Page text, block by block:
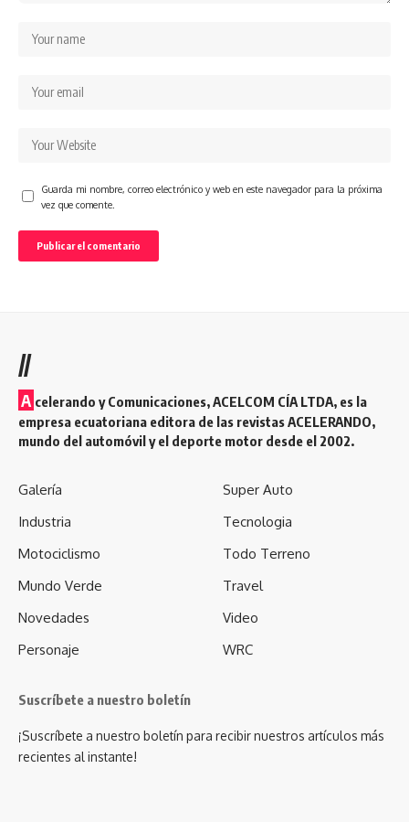
Guarda mi nombre, correo electrónico y web en este navegador para la próxima
vez que comente.
//
A celerando y Comunicaciones, ACELCOM CÍA LTDA, es la
empresa ecuatoriana editora de las revistas ACELERANDO,
mundo del automóvil y el deporte motor desde el 2002.
Galería
Industria
Motociclismo
Mundo Verde
Novedades
Personaje
Super Auto
Tecnologia
Todo Terreno
Travel
Video
WRC
Suscríbete a nuestro boletín
¡Suscríbete a nuestro boletín para recibir nuestros artículos más
recientes al instante!